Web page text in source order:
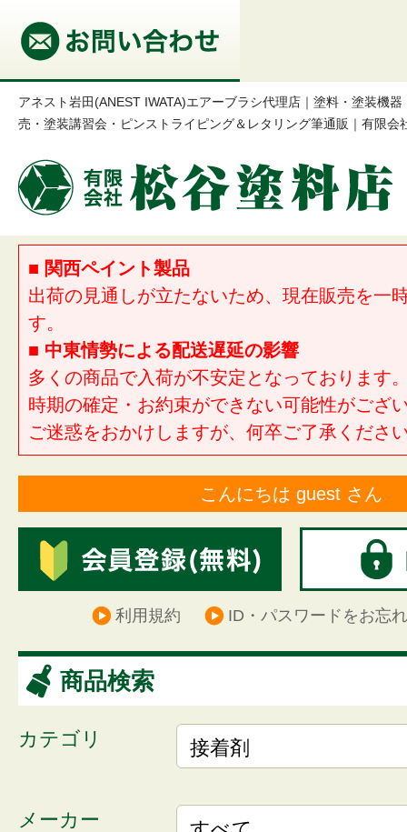
アネスト岩田(ANEST IWATA)エアーブラシ代理店｜塗料・塗装機
売・塗装講習会・ピンストライピング＆レタリング筆通販｜有限会
■ 関西ペイント製品
出荷の見通しが立たないため、現在販売を一
す。
■ 中東情勢による配送遅延の影響
多くの商品で入荷が不安定となっております
時期の確定・お約束ができない可能性がござ
ご迷惑をおかけしますが、何卒ご了承くださ
こんにちは guest さん
利用規約 ID・パスワードをお忘
商品検索
カテゴリ
メーカー